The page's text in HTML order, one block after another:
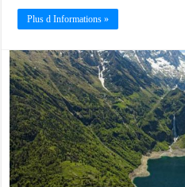
Plus d Informations »